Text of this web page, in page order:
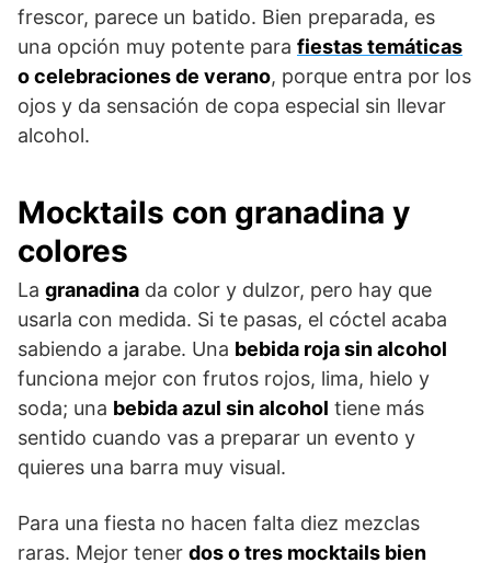
frescor, parece un batido. Bien preparada, es
una opción muy potente para fiestas temáticas
o celebraciones de verano, porque entra por los
ojos y da sensación de copa especial sin llevar
alcohol.
Mocktails con granadina y
colores
La granadina da color y dulzor, pero hay que
usarla con medida. Si te pasas, el cóctel acaba
sabiendo a jarabe. Una bebida roja sin alcohol
funciona mejor con frutos rojos, lima, hielo y
soda; una bebida azul sin alcohol tiene más
sentido cuando vas a preparar un evento y
quieres una barra muy visual.
Para una fiesta no hacen falta diez mezclas
raras. Mejor tener dos o tres mocktails bien